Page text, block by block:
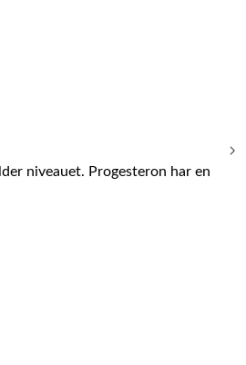
niveauet. Progesteron har en